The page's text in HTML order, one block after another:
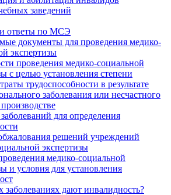
заведений
ответы по МСЭ
документы для проведения медико-
экспертизы
проведения медико-социальной
с целью установления степени
трудоспособности в результате
заболевания или несчастного
для определения
решений учреждений
экспертизы
медико-социальной
и условия для установления
заболеваниях дают инвалидность?